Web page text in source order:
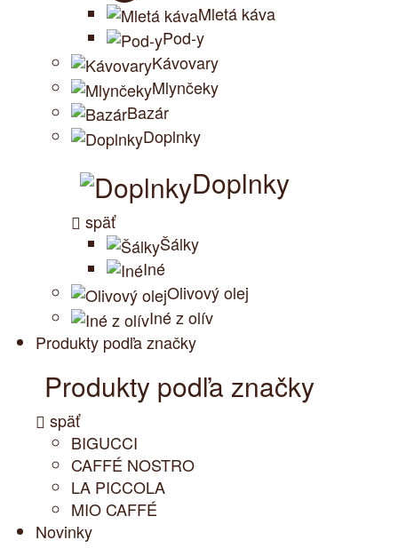
Mletá káva
Pod-y
Kávovary
Mlynčeky
Bazár
Doplnky
Doplnky
späť
Šálky
Iné
Olivový olej
Iné z olív
Produkty podľa značky
Produkty podľa značky
späť
BIGUCCI
CAFFÉ NOSTRO
LA PICCOLA
MIO CAFFÉ
Novinky